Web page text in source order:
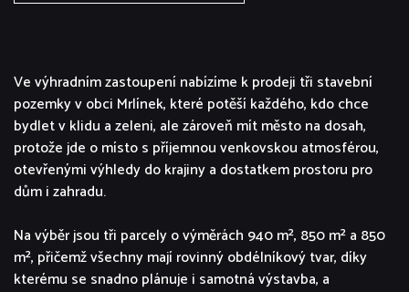
Ve výhradním zastoupení nabízíme k prodeji tři stavební
pozemky v obci Mrlínek, které potěší každého, kdo chce
bydlet v klidu a zeleni, ale zároveň mít město na dosah,
protože jde o místo s příjemnou venkovskou atmosférou,
otevřenými výhledy do krajiny a dostatkem prostoru pro
dům i zahradu.
Na výběr jsou tři parcely o výměrách 940 m², 850 m² a 850
m², přičemž všechny mají rovinný obdélníkový tvar, díky
kterému se snadno plánuje i samotná výstavba, a